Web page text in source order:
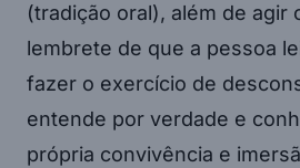
(tradição oral), além de agir
lembrete de que a pessoa
fazer o exercício de
entende por verdade e
própria convivência e